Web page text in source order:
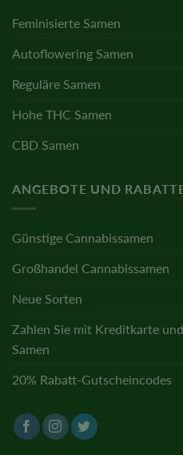
Feminisierte Samen
Autoflowering Samen
Reguläre Samen
Hohe THC Samen
CBD Samen
ANGEBOTE UND
Günstige Cannabissamen
Großhandel Cannabissamen
Neue Sorten
Zahlen Sie mit Kreditkarte
Samen
20% Rabatt-Gutscheincodes